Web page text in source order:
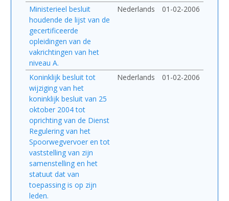
Ministerieel besluit
houdende de lijst van de
gecertificeerde
opleidingen van de
vakrichtingen van het
niveau A.
Nederlands 01-02-2006
Koninklijk besluit tot
wijziging van het
koninklijk besluit van 25
oktober 2004 tot
oprichting van de Dienst
Regulering van het
Spoorwegvervoer en tot
vaststelling van zijn
samenstelling en het
statuut dat van
toepassing is op zijn
leden.
Nederlands 01-02-2006